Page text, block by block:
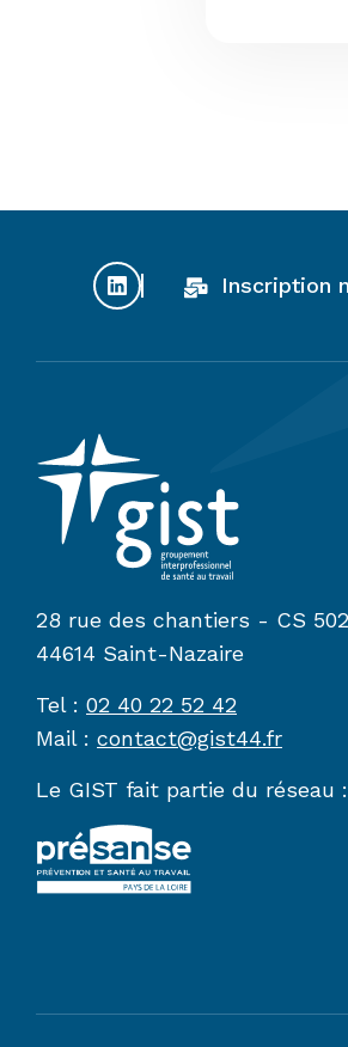
Inscription
28 rue des chantiers - CS
44614 Saint-Nazaire
Tel : 02 40 22 52 42
Mail : contact@gist44.fr
Le GIST fait partie du réseau :